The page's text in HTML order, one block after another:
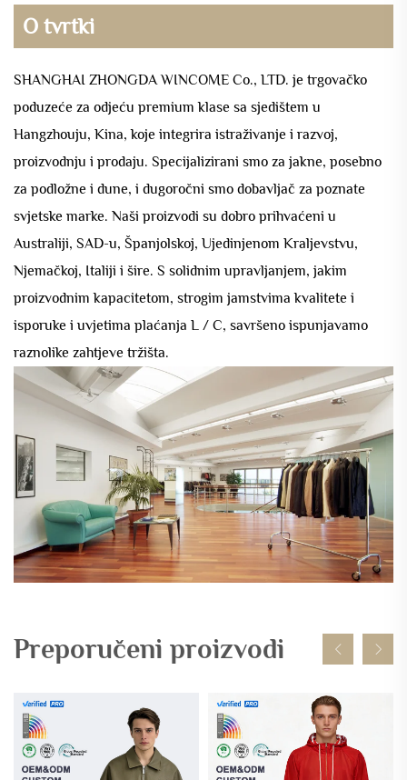
O tvrtki
SHANGHAI ZHONGDA WINCOME Co., LTD. je trgovačko
poduzeće za odjeću premium klase sa sjedištem u
Hangzhouju, Kina, koje integrira istraživanje i razvoj,
proizvodnju i prodaju. Specijalizirani smo za jakne, posebno
za podložne i dune, i dugoročni smo dobavljač za poznate
svjetske marke. Naši proizvodi su dobro prihvaćeni u
Australiji, SAD-u, Španjolskoj, Ujedinjenom Kraljevstvu,
Njemačkoj, Italiji i šire. S solidnim upravljanjem, jakim
proizvodnim kapacitetom, strogim jamstvima kvalitete i
isporuke i uvjetima plaćanja L / C, savršeno ispunjavamo
raznolike zahtjeve tržišta.
Preporučeni proizvodi